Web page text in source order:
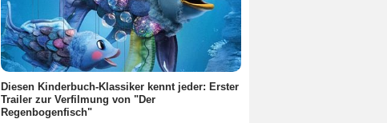
Diesen Kinderbuch-Klassiker kennt jeder: Erster
Trailer zur Verfilmung von "Der
Regenbogenfisch"